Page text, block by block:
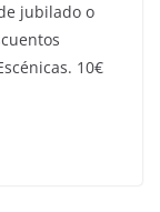
jubilado o
10€